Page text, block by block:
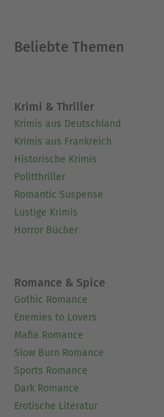
Beliebte Themen
Krimi & Thriller
Krimis aus Deutschland
Krimis aus Frankreich
Historische Krimis
Politthriller
Romantic Suspense
Lustige Krimis
Horror Bücher
Romance & Spice
Gothic Romance
Enemies to Lovers
Mafia Romance
Slow Burn Romance
Sports Romance
Dark Romance
Erotische Literatur